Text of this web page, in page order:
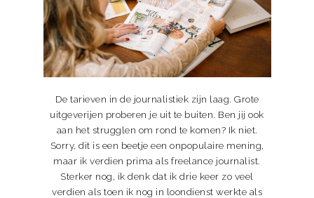
De tarieven in de journalistiek zijn laag. Grote
uitgeverijen proberen je uit te buiten. Ben jij ook
aan het strugglen om rond te komen? Ik niet.
Sorry, dit is een beetje een onpopulaire mening,
maar ik verdien prima als freelance journalist.
Sterker nog, ik denk dat ik drie keer zo veel
verdien als toen ik nog in loondienst werkte als